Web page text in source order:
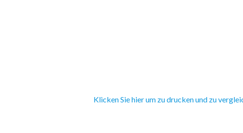
Klicken Sie hier um zu drucken und zu